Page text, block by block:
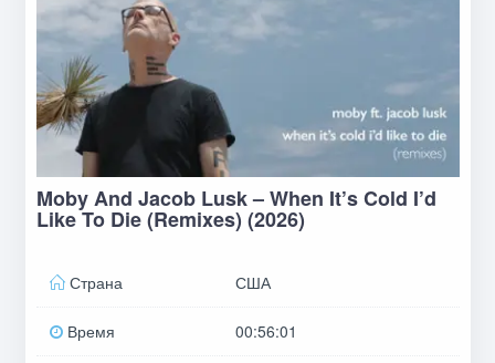
Moby And Jacob Lusk – When It’s Cold I’d
Like To Die (Remixes) (2026)
Страна США
Время 00:56:01